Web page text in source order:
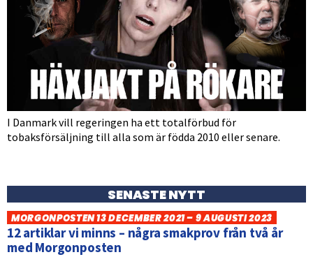
I Danmark vill regeringen ha ett totalförbud för
tobaksförsäljning till alla som är födda 2010 eller senare.
SENASTE NYTT
MORGONPOSTEN 13 DECEMBER 2021 – 9 AUGUSTI 2023
12 artiklar vi minns – några smakprov från två år
med Morgonposten